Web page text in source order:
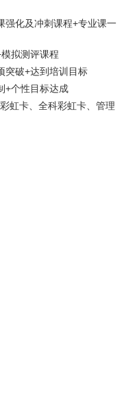
强化及冲刺课程+专业课一
拟测评课程
突破+达到培训目标
+个性目标达成
虹卡、全科彩虹卡、管理